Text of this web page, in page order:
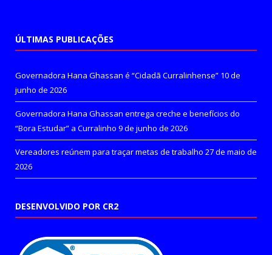
ÚLTIMAS PUBLICAÇÕES
Governadora Hana Ghassan é “Cidadã Curralinhense” 10 de
junho de 2026
Governadora Hana Ghassan entrega creche e benefícios do
“Bora Estudar” a Curralinho 9 de junho de 2026
Vereadores reúnem para traçar metas de trabalho 27 de maio de
2026
DESENVOLVIDO POR CR2